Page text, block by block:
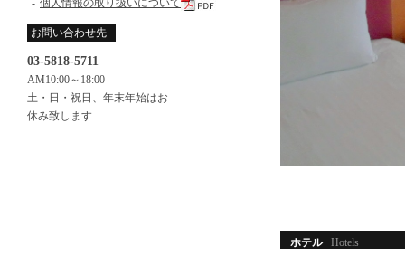
- 個人情報の取り扱いについて
お問い合わせ先
03-5818-5711
AM10:00～18:00
土・日・祝日、年末年始はお
休み致します
ホテル Hotels